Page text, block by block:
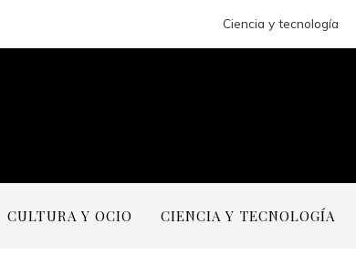
Ciencia y tecnología
CULTURA Y OCIO CIENCIA Y TECNOLOGÍA